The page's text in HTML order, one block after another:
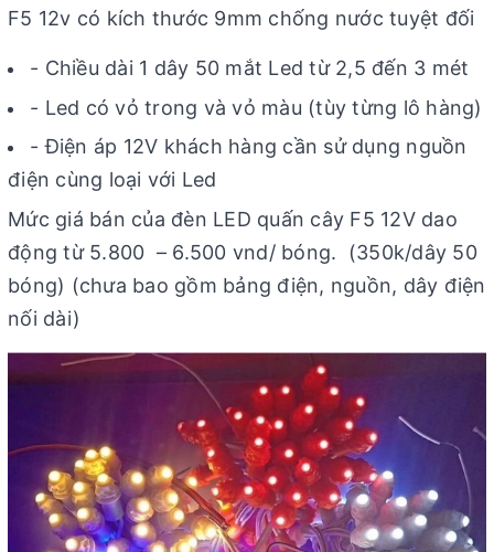
F5 12v có kích thước 9mm chống nước tuyệt đối
- Chiều dài 1 dây 50 mắt Led từ 2,5 đến 3 mét
- Led có vỏ trong và vỏ màu (tùy từng lô hàng)
- Điện áp 12V khách hàng cần sử dụng nguồn
điện cùng loại với Led
Mức giá bán của đèn LED quấn cây F5 12V dao
động từ 5.800 – 6.500 vnd/ bóng. (350k/dây 50
bóng) (chưa bao gồm bảng điện, nguồn, dây điện
nối dài)